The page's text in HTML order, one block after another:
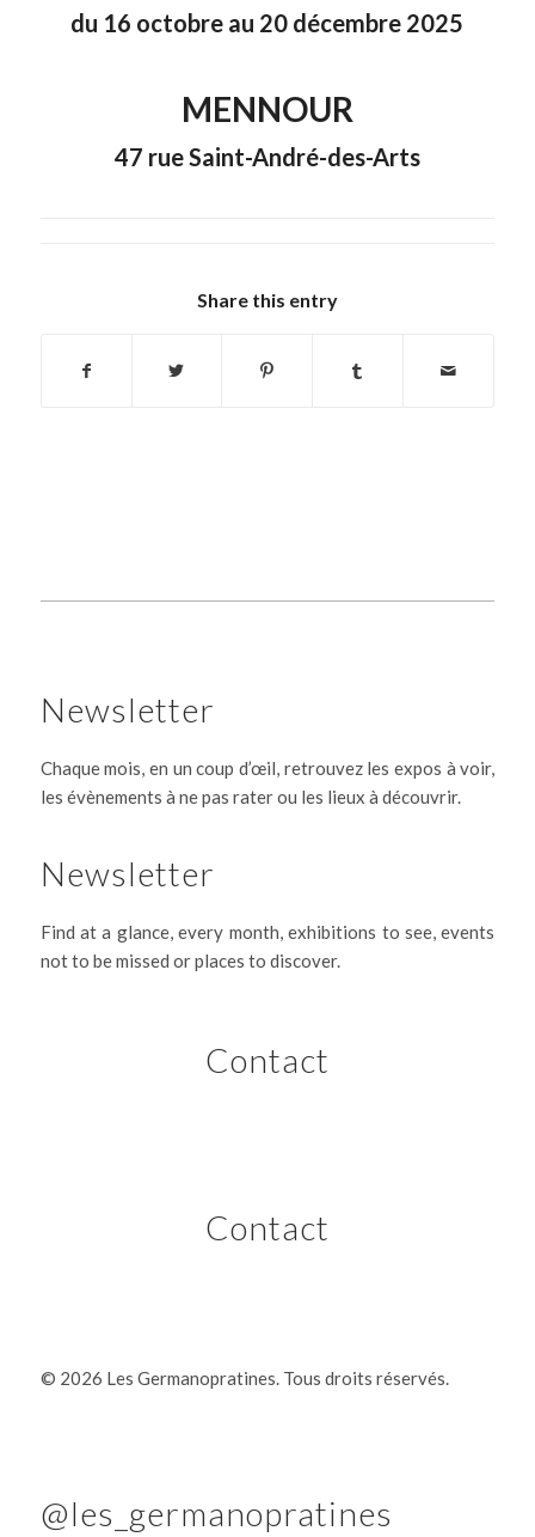
du 16 octobre au 20 décembre 2025
MENNOUR
47 rue Saint-André-des-Arts
Share this entry
Newsletter
Chaque mois, en un coup d’œil, retrouvez les expos à voir,
les évènements à ne pas rater ou les lieux à découvrir.
Newsletter
Find at a glance, every month, exhibitions to see, events
not to be missed or places to discover.
Contact
Contact
© 2026 Les Germanopratines. Tous droits réservés.
@les_germanopratines